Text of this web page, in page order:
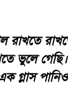
রাখতে
ভুলে
গ্লাস